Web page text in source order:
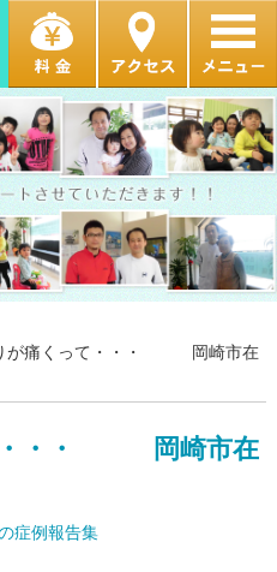
が痛くって・・・ 岡崎市在
・・・ 岡崎市在
症例報告集